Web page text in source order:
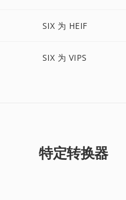
SIX 为 HEIF
SIX 为 VIPS
特定转换器